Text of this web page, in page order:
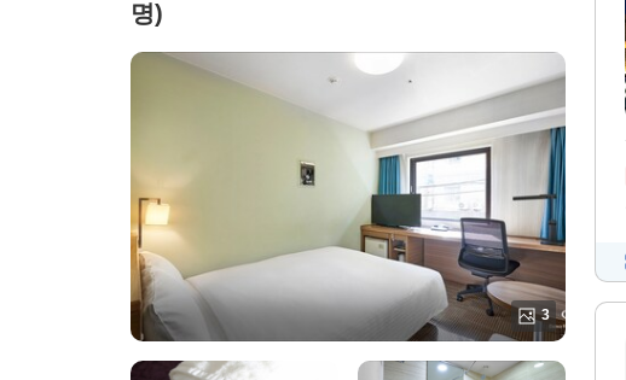
명)
3